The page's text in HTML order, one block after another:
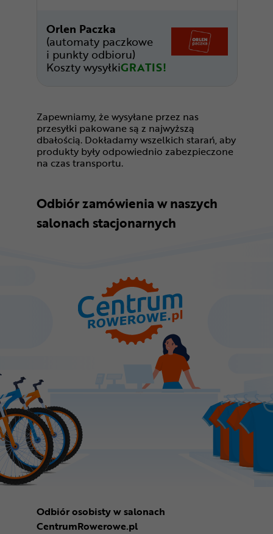
Orlen Paczka
(automaty paczkowe
i punkty odbioru)
Koszty wysyłkiGRATIS!
Zapewniamy, że wysyłane przez nas
przesyłki pakowane są z najwyższą
dbałością. Dokładamy wszelkich starań, aby
produkty były odpowiednio zabezpieczone
na czas transportu.
Odbiór zamówienia w naszych
salonach stacjonarnych
Odbiór osobisty w salonach
CentrumRowerowe.pl